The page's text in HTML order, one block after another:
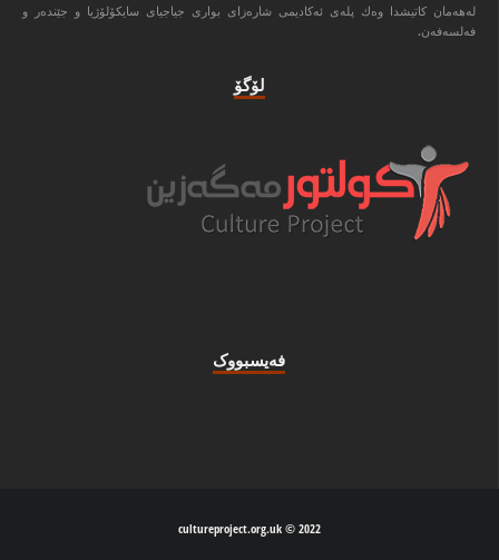
له‌هه‌مان كاتیشدا وه‌ك پله‌ی ئه‌كادیمی شاره‌زای بواری جیاجیای سایكۆلۆژیا و جێنده‌ر و
فه‌لسه‌فه‌ن.
لۆگۆ
فه‌یسبووک
2022 © cultureproject.org.uk